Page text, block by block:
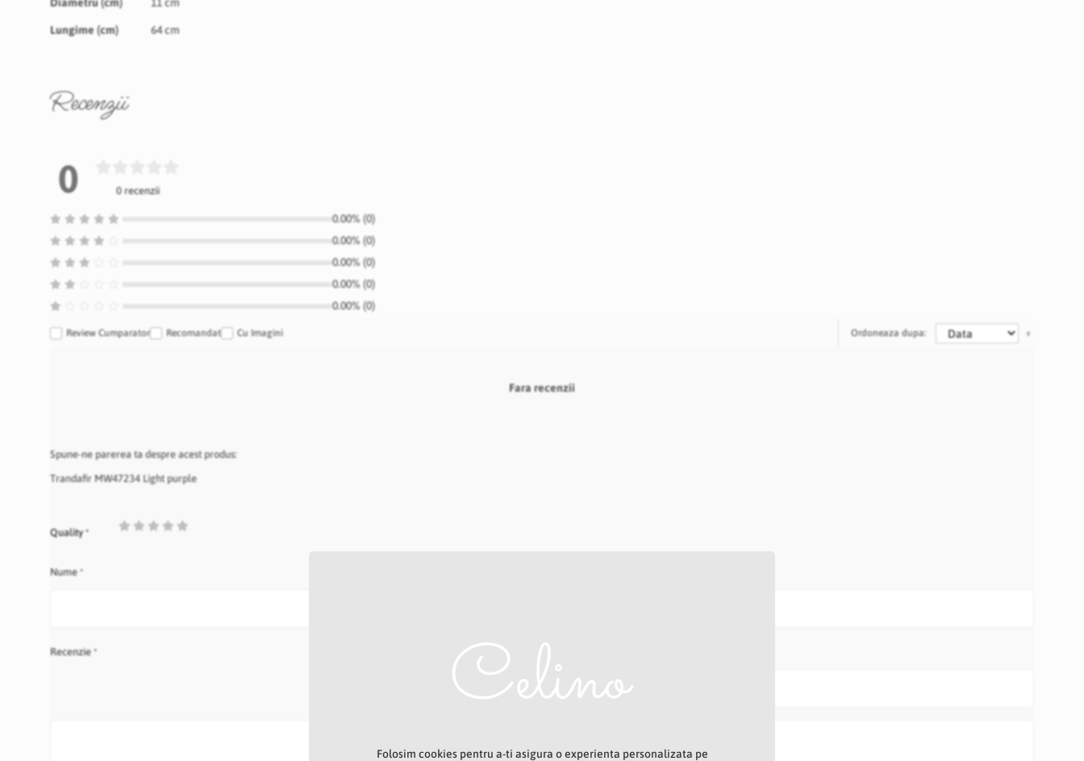
Lungime (cm) 64 cm
Recenzii
0 0 recenzii
0.00% (0)
0.00% (0)
0.00% (0)
0.00% (0)
0.00% (0)
Review Cumparator Recomandat Cu Imagini Ordoneaza dupa:
Fara recenzii
Spune-ne parerea ta despre acest produs:
Trandafir MW47234 Light purple
Quality
1
2
3
4
Nume
Recenzie
Folosim cookies pentru a-ti asigura o experienta personalizata pe